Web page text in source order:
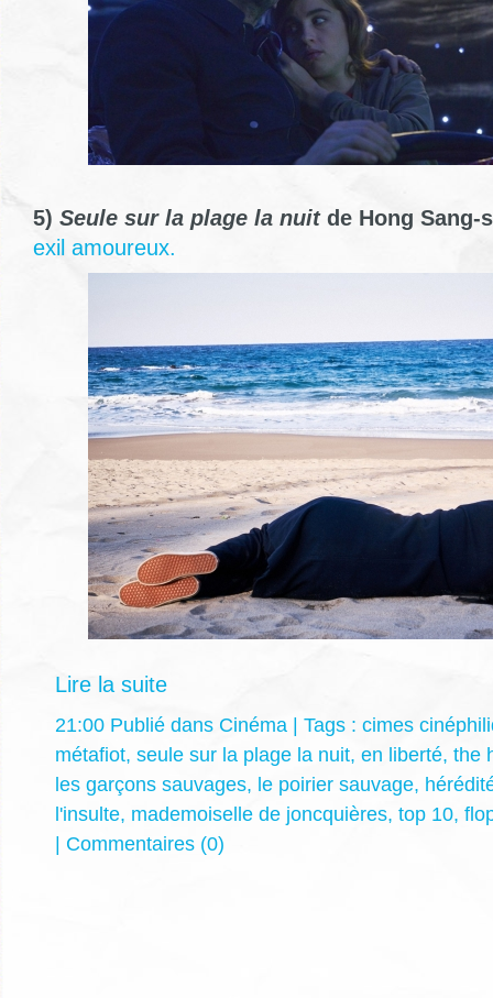
5) Seule sur la plage la nuitde Hong Sang-
exil amoureux.
Lire la suite
21:00 Publié dans Cinéma | Tags : cimes
métafiot, seule sur la plage la nuit, en liberté, the
les garçons sauvages, le poirier sauvage,
l'insulte, mademoiselle de joncquières, top 10,
| Commentaires (0)